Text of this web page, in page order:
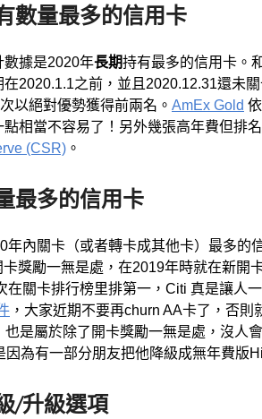
數量最多的信用卡
數據是2020年長期持有最多的信用卡。
2020.1.1之前，並且2020.12.31還未
以絕對優勢獲得前兩名。 AmEx Gold
相當不容易了！另外幾張高年費但排
(CSR) 。
最多的信用卡
年內關卡（或者轉卡成其他卡）最多的
卡獎勵一無是處，在2019年時就在新開
在關卡排行榜里排第一，Citi 真是讓人
，大家近期不要再churn AA卡了，否
也是屬於除了開卡獎勵一無是處，沒人
因為有一部分朋友把他降級成無年費版
/升級選項